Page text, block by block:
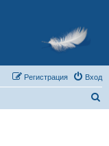
Вход
Регистрация